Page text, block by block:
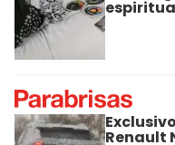
Renault